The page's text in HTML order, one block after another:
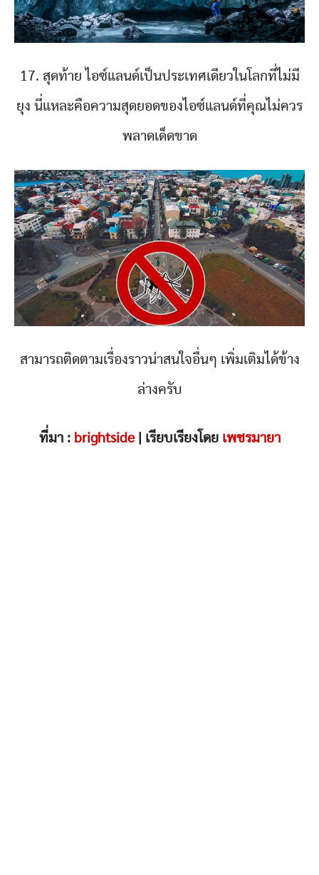
17. สุดท้าย ไอซ์แลนด์เป็นประเทศเดียวในโลกที่ไม่มี
ยุง นี่แหละคือความสุดยอดของไอซ์แลนด์ที่คุณไม่ควร
พลาดเด็ดขาด
สามารถติดตามเรื่องราวน่าสนใจอื่นๆ เพิ่มเติมได้ข้าง
ล่างครับ
ที่มา : brightside| เรียบเรียงโดย เพชรมายา